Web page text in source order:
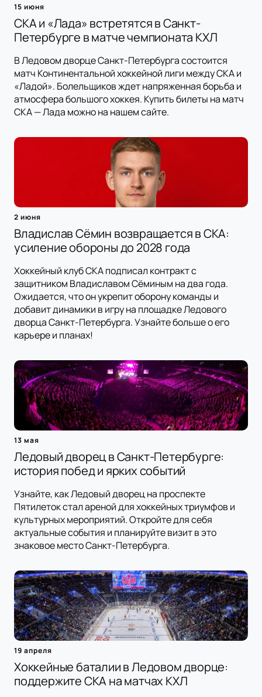
15 июня
СКА и «Лада» встретятся в Санкт-
Петербурге в матче чемпионата КХЛ
В Ледовом дворце Санкт-Петербурга состоится
матч Континентальной хоккейной лиги между СКА и
«Ладой». Болельщиков ждет напряженная борьба и
атмосфера большого хоккея. Купить билеты на матч
СКА — Лада можно на нашем сайте.
2 июня
Владислав Сёмин возвращается в СКА:
усиление обороны до 2028 года
Хоккейный клуб СКА подписал контракт с
защитником Владиславом Сёминым на два года.
Ожидается, что он укрепит оборону команды и
добавит динамики в игру на площадке Ледового
дворца Санкт-Петербурга. Узнайте больше о его
карьере и планах!
13 мая
Ледовый дворец в Санкт-Петербурге:
история побед и ярких событий
Узнайте, как Ледовый дворец на проспекте
Пятилеток стал ареной для хоккейных триумфов и
культурных мероприятий. Откройте для себя
актуальные события и планируйте визит в это
знаковое место Санкт-Петербурга.
19 апреля
Хоккейные баталии в Ледовом дворце:
поддержите СКА на матчах КХЛ